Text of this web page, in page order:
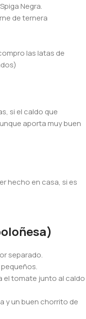
Negra.
de ternera
las latas de
si el caldo que
aporta muy buen
hecho en casa, si es
separado.
el tomate junto al caldo
y un buen chorrito de